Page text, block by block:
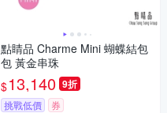
點睛品 Charme Mini 蝴蝶結包
包 黃金串珠
$13,140 9折
挑戰低價 券